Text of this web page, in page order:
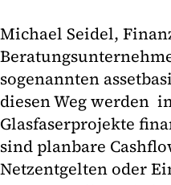
Michael Seidel,
sogenannten
diesen Weg werden
Glasfaserprojekte
sind planbare
Netzentgelten oder